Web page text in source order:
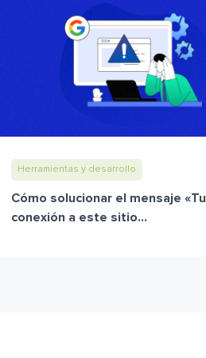
Herramientas y desarrollo
Cómo solucionar el mensaje «Tu
conexión a este sitio...